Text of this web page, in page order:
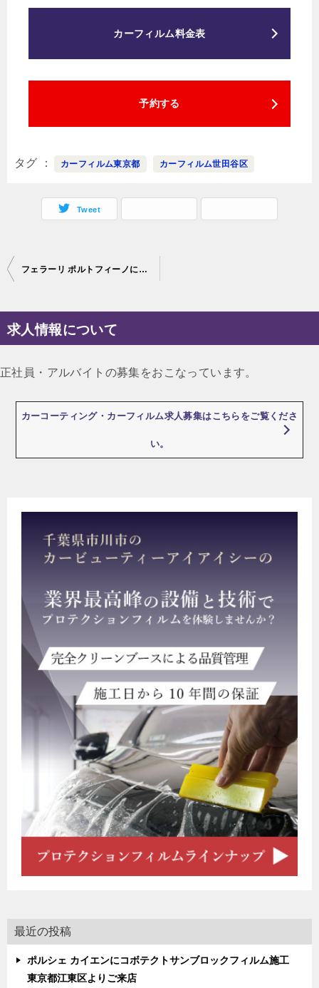
カーフィルム料金表
予約する
タグ カーフィルム東京都 カーフィルム世田谷区
Tweet
投
ナ
ビ
ー
シ
フェラーリ ポルトフィーノにカラープロテクションフィルム施工。千葉県船橋市よりご来店
求人情報について
正社員・アルバイトの募集をおこなっています。
カーコーティング・カーフィルム求人募集はこちらをご覧くださ
い。
最近の投稿
ポルシェ カイエンにコボテクトサンブロックフィルム施工
東京都江東区よりご来店